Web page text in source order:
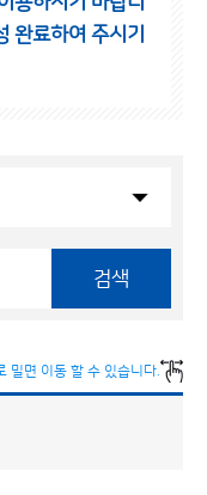
완료하여 주시기
검색
밀면 이동 할 수 있습니다.